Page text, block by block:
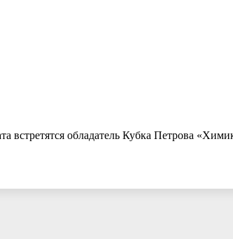
встретятся обладатель Кубка Петрова